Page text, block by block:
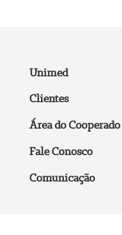
Unimed
Clientes
Área do Cooperado
Fale Conosco
Comunicação